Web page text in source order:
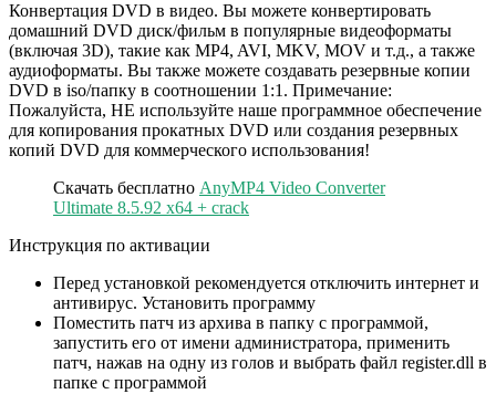
Конвертация DVD в видео. Вы можете конвертировать
домашний DVD диск/фильм в популярные видеоформаты
(включая 3D), такие как MP4, AVI, MKV, MOV и т.д., а также
аудиоформаты. Вы также можете создавать резервные копии
DVD в iso/папку в соотношении 1:1. Примечание:
Пожалуйста, НЕ используйте наше программное обеспечение
для копирования прокатных DVD или создания резервных
копий DVD для коммерческого использования!
Скачать бесплатно AnyMP4 Video Converter
Ultimate 8.5.92 x64 + crack
Инструкция по активации
Перед установкой рекомендуется отключить интернет и
антивирус. Установить программу
Поместить патч из архива в папку с программой,
запустить его от имени администратора, применить
патч, нажав на одну из голов и выбрать файл register.dll в
папке с программой